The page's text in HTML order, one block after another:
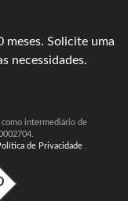
meses. Solicite uma
necessidades.
como intermediário de
de Privacidade